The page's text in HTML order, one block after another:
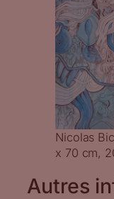
Nicolas
x 70 cm,
Autres